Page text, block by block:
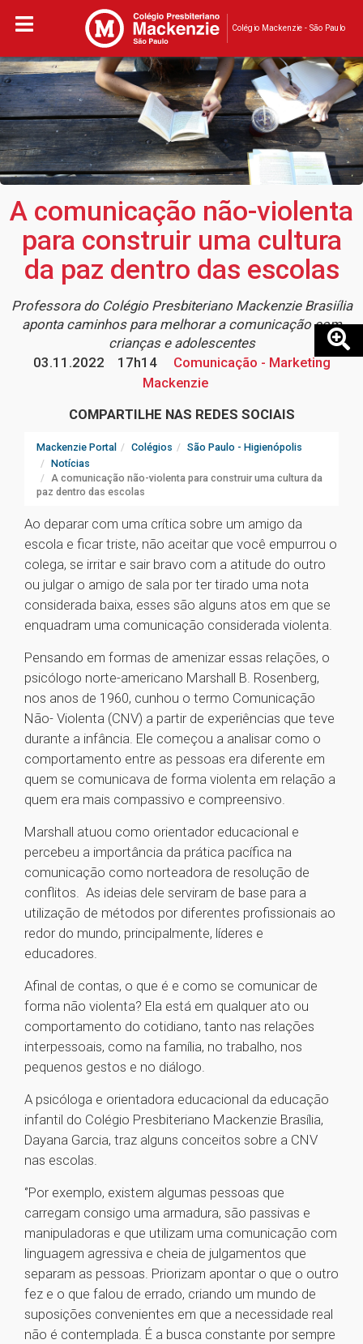
Colégio Mackenzie - São Paulo
A comunicação não-violenta
para construir uma cultura
da paz dentro das escolas
Professora do Colégio Presbiteriano Mackenzie Brasiília
aponta caminhos para melhorar a comunicação com
crianças e adolescentes
03.11.2022
17h14
Comunicação - Marketing
Mackenzie
COMPARTILHE NAS REDES SOCIAIS
Mackenzie Portal Colégios
São Paulo - Higienópolis
Notícias
A comunicação não-violenta para construir uma cultura da
paz dentro das escolas
Ao deparar com uma crítica sobre um amigo da
escola e ficar triste, não aceitar que você empurrou o
colega, se irritar e sair bravo com a atitude do outro
ou julgar o amigo de sala por ter tirado uma nota
considerada baixa, esses são alguns atos em que se
enquadram uma comunicação considerada violenta.
Pensando em formas de amenizar essas relações, o
psicólogo norte-americano Marshall B. Rosenberg,
nos anos de 1960, cunhou o termo Comunicação
Não- Violenta (CNV) a partir de experiências que teve
durante a infância. Ele começou a analisar como o
comportamento entre as pessoas era diferente em
quem se comunicava de forma violenta em relação a
quem era mais compassivo e compreensivo.
Marshall atuou como orientador educacional e
percebeu a importância da prática pacífica na
comunicação como norteadora de resolução de
conflitos. As ideias dele serviram de base para a
utilização de métodos por diferentes profissionais ao
redor do mundo, principalmente, líderes e
educadores.
Afinal de contas, o que é e como se comunicar de
forma não violenta? Ela está em qualquer ato ou
comportamento do cotidiano, tanto nas relações
interpessoais, como na família, no trabalho, nos
pequenos gestos e no diálogo.
A psicóloga e orientadora educacional da educação
infantil do Colégio Presbiteriano Mackenzie Brasília,
Dayana Garcia, traz alguns conceitos sobre a CNV
nas escolas.
‘’Por exemplo, existem algumas pessoas que
carregam consigo uma armadura, são passivas e
manipuladoras e que utilizam uma comunicação com
linguagem agressiva e cheia de julgamentos que
separam as pessoas. Priorizam apontar o que o outro
fez e o que falou de errado, criando um mundo de
suposições convenientes em que a necessidade real
não é contemplada. É a busca constante por sempre